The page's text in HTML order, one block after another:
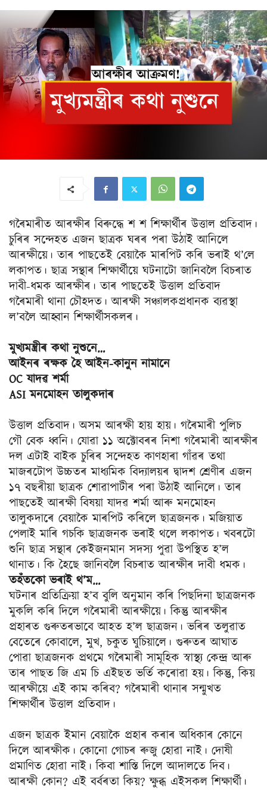
গৰৈমাৰীত আৰক্ষীৰ বিৰুদ্ধে শ শ শিক্ষাৰ্থীৰ উত্তাল প্ৰতিবাদ।
চুৰিৰ সন্দেহত এজন ছাত্ৰক ঘৰৰ পৰা উঠাই আনিলে
আৰক্ষীয়ে। তাৰ পাছতেই বেয়াকৈ মাৰপিট কৰি ভৰাই থ’লে
লকাপত। ছাত্ৰ সন্থাৰ শিক্ষাৰ্থীয়ে ঘটনাটো জানিবলৈ বিচৰাত
দাবী-ধমক আৰক্ষীৰ। তাৰ পাছতেই উত্তাল প্ৰতিবাদ
গৰৈমাৰী থানা চৌহদত। আৰক্ষী সঞ্চালকপ্ৰধানক ব্যৱস্থা
ল’বলৈ আহ্বান শিক্ষাৰ্থীসকলৰ।
মুখ্যমন্ত্ৰীৰ কথা নুশুনে…
আইনৰ ৰক্ষক হৈ আইন-কানুন নামানে
OC যাদৱ শৰ্মা
ASI মনমোহন তালুকদাৰ
উত্তাল প্ৰতিবাদ। অসম আৰক্ষী হায় হায়। গৰৈমাৰী পুলিচ
গৌ বেক ধ্বনি। যোৱা ১১ অক্টোবৰৰ নিশা গৰৈমাৰী আৰক্ষীৰ
দল এটাই বাইক চুৰিৰ সন্দেহত কাণহাৰা গাঁৱৰ তথা
মাজৰটোপ উচ্চতৰ মাধ্যমিক বিদ্যালয়ৰ দ্বাদশ শ্ৰেণীৰ এজন
১৭ বছৰীয়া ছাত্ৰক শোৱাপাটীৰ পৰা উঠাই আনিলে। তাৰ
পাছতেই আৰক্ষী বিষয়া যাদৱ শৰ্মা আৰু মনমোহন
তালুকদাৰে বেয়াকৈ মাৰপিট কৰিলে ছাত্ৰজনক। মজিয়াত
পেলাই মাৰি গচকি ছাত্ৰজনক ভৰাই থলে লকাপত। খবৰটো
শুনি ছাত্ৰ সন্থাৰ কেইজনমান সদস্য পুৱা উপস্থিত হ’ল
থানাত। কি হৈছে জানিবলৈ বিচৰাত আৰক্ষীৰ দাবী ধমক।
তহঁতকো ভৰাই থ’ম…
ঘটনাৰ প্ৰতিক্ৰিয়া হ’ব বুলি অনুমান কৰি পিছদিনা ছাত্ৰজনক
মুকলি কৰি দিলে গৰৈমাৰী আৰক্ষীয়ে। কিন্তু আৰক্ষীৰ
প্ৰহাৰত গুৰুতৰভাবে আহত হ’ল ছাত্ৰজন। ভৰিৰ তলুৱাত
বেতেৰে কোবালে, মুখ, চকুত ঘুচিয়ালে। গুৰুতৰ আঘাত
পোৱা ছাত্ৰজনক প্ৰথমে গৰৈমাৰী সামূহিক স্বাস্থ্য কেন্দ্ৰ আৰু
তাৰ পাছত জি এম চি এইছত ভৰ্তি কৰোৱা হয়। কিন্তু, কিয়
আৰক্ষীয়ে এই কাম কৰিব? গৰৈমাৰী থানাৰ সন্মুখত
শিক্ষাৰ্থীৰ উত্তাল প্ৰতিবাদ।
এজন ছাত্ৰক ইমান বেয়াকৈ প্ৰহাৰ কৰাৰ অধিকাৰ কোনে
দিলে আৰক্ষীক। কোনো গোচৰ ৰুজু হোৱা নাই। দোষী
প্ৰমাণিত হোৱা নাই। কিবা শাস্তি দিলে আদালতে দিব।
আৰক্ষী কোন? এই বৰ্বৰতা কিয়? ক্ষুব্ধ এইসকল শিক্ষাৰ্থী।